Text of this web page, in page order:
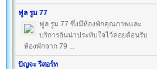
ฟูล รูม 77
ฟูล รูม 77 ซึ่งมีห้องพักคุณภาพและ
บริการอันน่าประทับใจไว้คอยต้อนรับ
ห้องพักจาก 79 ...
ปัญจะ รีสอร์ท